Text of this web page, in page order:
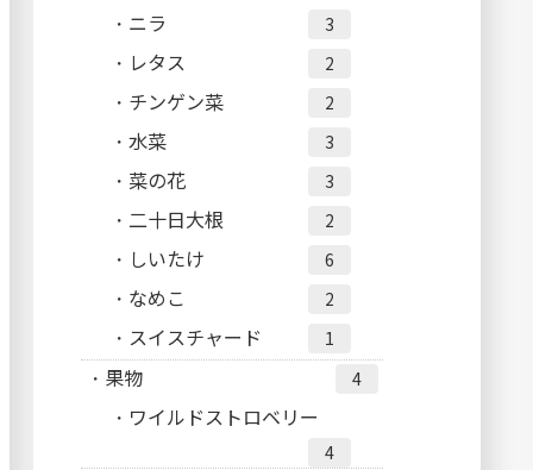
ニラ 3
レタス 2
チンゲン菜 2
水菜 3
菜の花 3
二十日大根 2
しいたけ 6
なめこ 2
スイスチャード 1
果物 4
ワイルドストロベリー
4